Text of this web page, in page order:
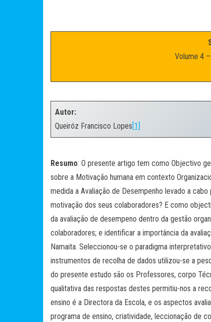
Volume 4
Autor:
Queiróz Francisco Lopes [1]
Resumo: O presente artigo tem como Objectivo
sobre a Motivação humana em contexto
medida a Avaliação de Desempenho levado a
motivação dos seus colaboradores? E como
da avaliação de desempeno dentro da gestão
colaboradores; e identificar a importância da
Namaita. Seleccionou-se o paradigma
instrumentos de recolha de dados utilizou-se a
do presente estudo são os Professores, corpo
qualitativa das respostas destes permitiu-nos a
ensino é a Directora da Escola, e os aspectos
programa de ensino, criatividade, leccionação de